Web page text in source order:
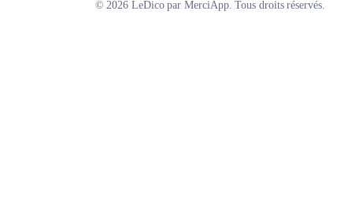
© 2026 LeDico par MerciApp. Tous droits réservés.